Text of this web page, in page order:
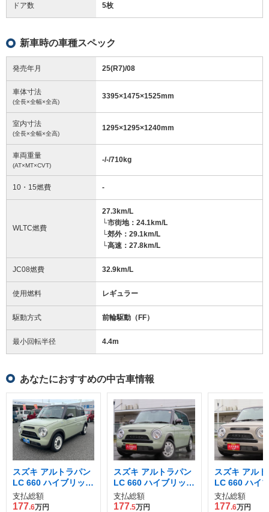
ドア数 5枚
新車時の車種スペック
発売年月 25(R7)/08
車体寸法
(全長×全幅×全高)
3395×1475×1525mm
室内寸法
(全長×全幅×全高)
1295×1295×1240mm
車両重量
(AT×MT×CVT)
-/-/710kg
10・15燃費 -
WLTC燃費
27.3km/L
└市街地：24.1km/L
└郊外：29.1km/L
└高速：27.8km/L
JC08燃費 32.9km/L
使用燃料 レギュラー
駆動方式 前輪駆動（FF）
最小回転半径 4.4m
あなたにおすすめの中古車情報
スズキ アルトラパン
LC 660 ハイブリッド
X
支払総額
177.6万円
スズキ アルトラパン
LC 660 ハイブリッド
X
支払総額
177.5万円
スズキ アル
LC 660 ハイ
X
支払総額
177.6万円